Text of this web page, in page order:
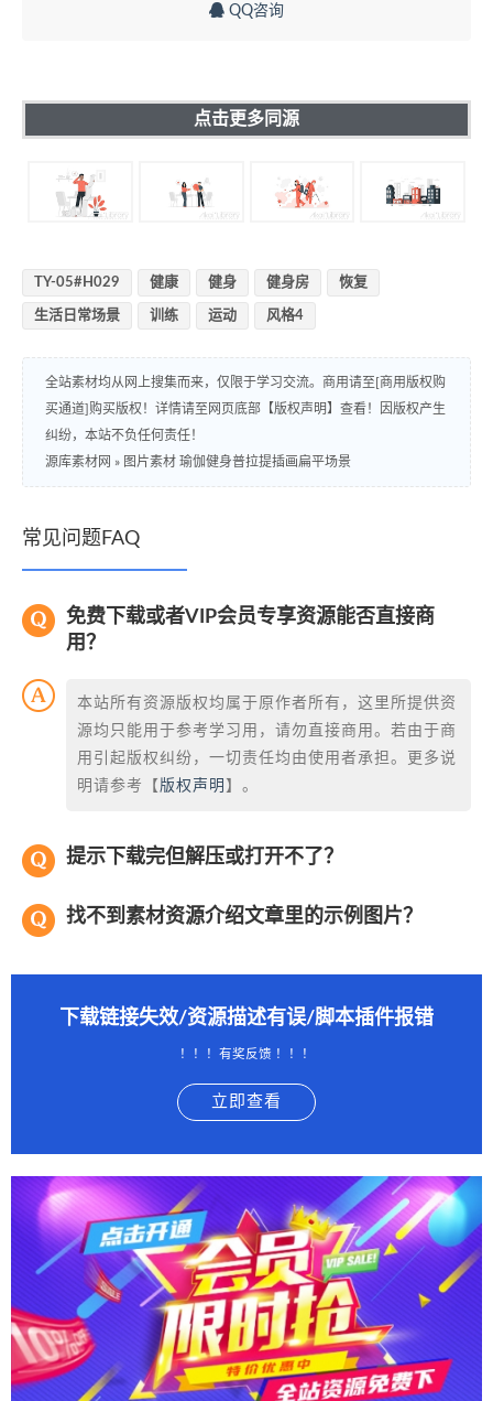
QQ咨询
点击更多同源
TY-05#H029 健康 健身 健身房 恢复
生活日常场景 训练 运动 风格4
全站素材均从网上搜集而来，仅限于学习交流。商用请至[商用版权购
买通道]购买版权！详情请至网页底部【版权声明】查看！因版权产生
纠纷，本站不负任何责任！
源库素材网 » 图片素材 瑜伽健身普拉提插画扁平场景
常见问题FAQ
免费下载或者VIP会员专享资源能否直接商
用？
本站所有资源版权均属于原作者所有，这里所提供资
源均只能用于参考学习用，请勿直接商用。若由于商
用引起版权纠纷，一切责任均由使用者承担。更多说
明请参考【 版权声明 】。
提示下载完但解压或打开不了？
找不到素材资源介绍文章里的示例图片？
下载链接失效/资源描述有误/脚本插件报错
！！！有奖反馈 ！！！
立即查看